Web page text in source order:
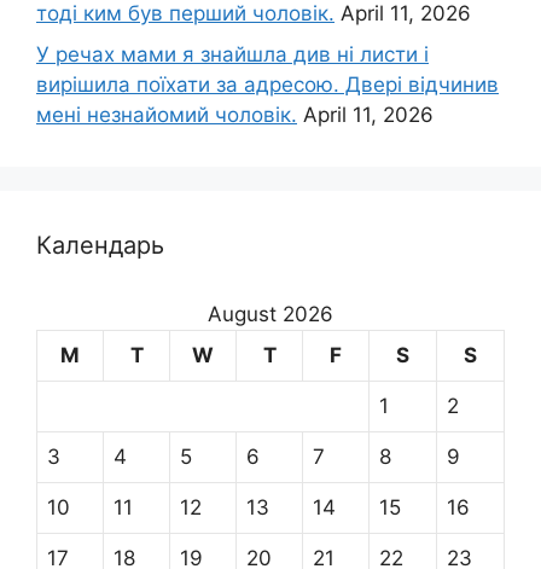
тоді ким був перший чоловік. April 11, 2026
У речах мами я знайшла див ні листи і
вирішила поїхати за адресою. Двері відчинив
мені незнайомий чоловік. April 11, 2026
Календарь
August 2026
M
T W T F S S
1 2
3 4 5 6 7 8 9
10 11 12 13 14 15 16
17 18 19 20 21 22 23